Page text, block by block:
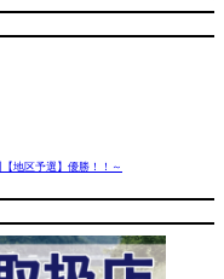
地区予選】優勝！！～
ギイカ/1
4年4月29
果】 ・マ
ルイカ、
ム